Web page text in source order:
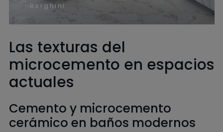
Borghini
Las texturas del
microcemento en espacios
actuales
Cemento y microcemento
cerámico en baños modernos